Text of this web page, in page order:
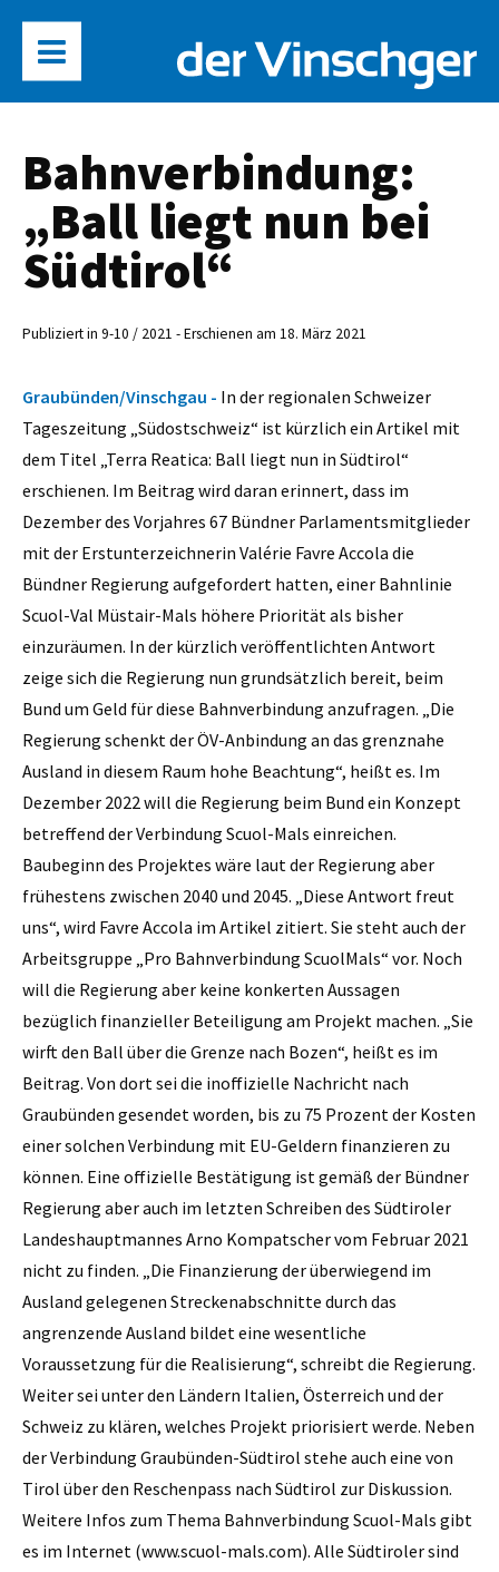
Bahnverbindung:
„Ball liegt nun bei
Südtirol“
Publiziert in 9-10 / 2021 - Erschienen am 18. März 2021
Graubünden/Vinschgau - In der regionalen Schweizer
Tageszeitung „Südostschweiz“ ist kürzlich ein Artikel mit
dem Titel „Terra Reatica: Ball liegt nun in Südtirol“
erschienen. Im Beitrag wird daran erinnert, dass im
Dezember des Vorjahres 67 Bündner Parlamentsmitglieder
mit der Erstunterzeichnerin Valérie Favre Accola die
Bündner Regierung aufgefordert hatten, einer Bahnlinie
Scuol-Val Müstair-Mals höhere Priorität als bisher
einzuräumen. In der kürzlich veröffentlichten Antwort
zeige sich die Regierung nun grundsätzlich bereit, beim
Bund um Geld für diese Bahnverbindung anzufragen. „Die
Regierung schenkt der ÖV-Anbindung an das grenznahe
Ausland in diesem Raum hohe Beachtung“, heißt es. Im
Dezember 2022 will die Regierung beim Bund ein Konzept
betreffend der Verbindung Scuol-Mals einreichen.
Baubeginn des Projektes wäre laut der Regierung aber
frühestens zwischen 2040 und 2045. „Diese Antwort freut
uns“, wird Favre Accola im Artikel zitiert. Sie steht auch der
Arbeitsgruppe „Pro Bahnverbindung Scuol­Mals“ vor. Noch
will die Regierung aber keine konkerten Aussagen
bezüglich finanzieller Beteiligung am Projekt machen. „Sie
wirft den Ball über die Grenze nach Bozen“, heißt es im
Beitrag. Von dort sei die inoffizielle Nachricht nach
Graubünden gesendet worden, bis zu 75 Prozent der Kosten
einer solchen Verbindung mit EU-Geldern finanzieren zu
können. Eine offizielle Bestätigung ist gemäß der Bündner
Regierung aber auch im letzten Schreiben des Südtiroler
Landeshauptmannes Arno Kompatscher vom Februar 2021
nicht zu finden. „Die Finanzierung der überwiegend im
Ausland gelegenen Streckenabschnitte durch das
angrenzende Ausland bildet eine wesentliche
Voraussetzung für die Realisierung“, schreibt die Regierung.
Weiter sei unter den Ländern Italien, Österreich und der
Schweiz zu klären, welches Projekt priorisiert werde. Neben
der Verbindung Graubünden-Südtirol stehe auch eine von
Tirol über den Reschenpass nach Südtirol zur Diskussion.
Weitere Infos zum Thema Bahnverbindung Scuol-Mals gibt
es im Internet (www.scuol-mals.com). Alle Südtiroler sind